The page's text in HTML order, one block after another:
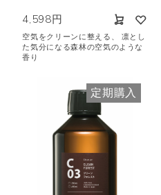
4,598円
空気をクリーンに整える、 凛とし
た気分になる森林の空気のような
香り
定期購入